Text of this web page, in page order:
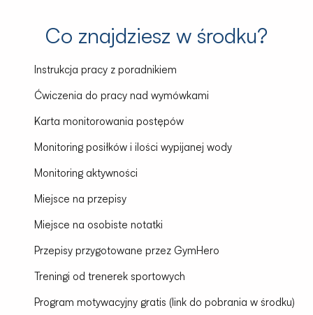
Co znajdziesz w środku?
Instrukcja pracy z poradnikiem
Ćwiczenia do pracy nad wymówkami
Karta monitorowania postępów
Monitoring posiłków i ilości wypijanej wody
Monitoring aktywności
Miejsce na przepisy
Miejsce na osobiste notatki
Przepisy przygotowane przez GymHero
Treningi od trenerek sportowych
Program motywacyjny gratis (link do pobrania w środku)